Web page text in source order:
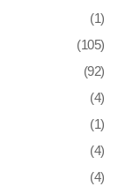
(1)
(105)
(92)
(4)
(1)
(4)
(4)